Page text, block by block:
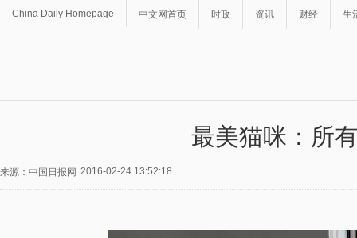
China Daily Homepage 中文网首页 时政 资讯 财经 生
最美猫咪：所
来源：中国日报网 2016-02-24 13:52:18